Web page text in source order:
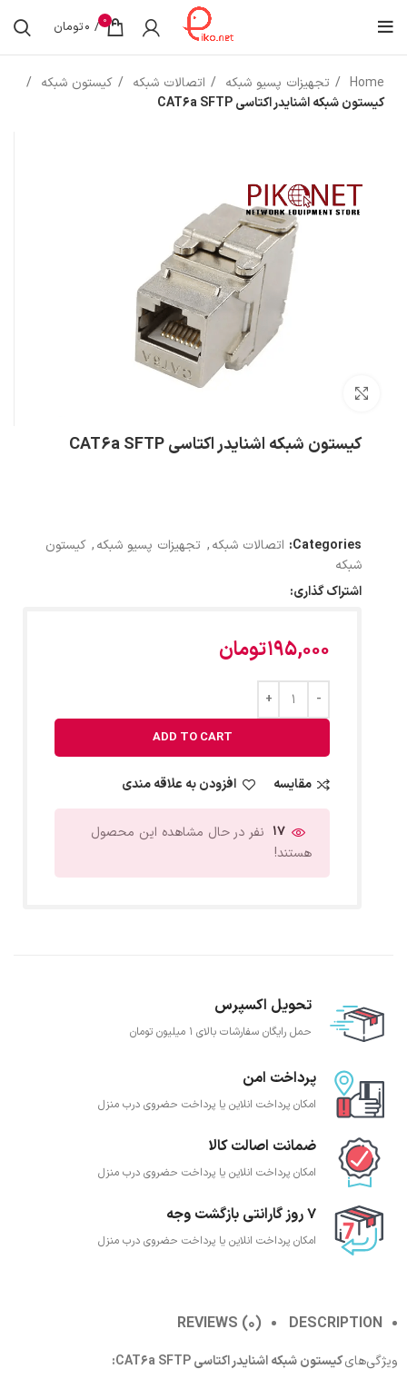
0
/
0تومان
Home تجهیزات پسیو شبکه اتصالات شبکه
کیستون شبکه
کیستون شبکه اشنایدر اکتاسی CAT6a SFTP
کیستون شبکه اشنایدر اکتاسی CAT6a SFTP
Categories: اتصالات شبکه, تجهیزات پسیو شبکه, کیستون
شبکه
اشتراک گذاری:
195,000تومان
ADD TO CART
مقایسه افزودن به علاقه مندی
17 نفر در حال مشاهده این محصول
هستند!
تحویل اکسپرس
حمل رایگان سفارشات بالای 1 میلیون تومان
پرداخت امن
امکان پرداخت انلاین یا پرداخت حضروی درب منزل
ضمانت اصالت کالا
امکان پرداخت انلاین یا پرداخت حضروی درب منزل
7 روز گارانتی بازگشت وجه
امکان پرداخت انلاین یا پرداخت حضروی درب منزل
DESCRIPTION
REVIEWS (0)
ویژگی‌هایکیستون شبکه اشنایدر اکتاسی CAT6a SFTP: